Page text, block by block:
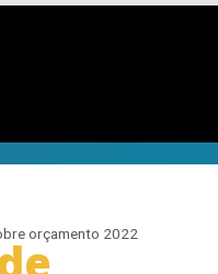
orçamento 2022